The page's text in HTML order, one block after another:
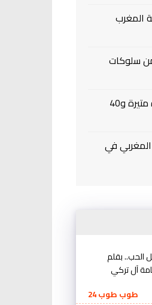
المغرب
سلوكات
سقوط (الإمبراطور) بعد مطاردة متيرة و40
المغربي في
الحب.. بقلم
آل تركي
طوب طوب 24